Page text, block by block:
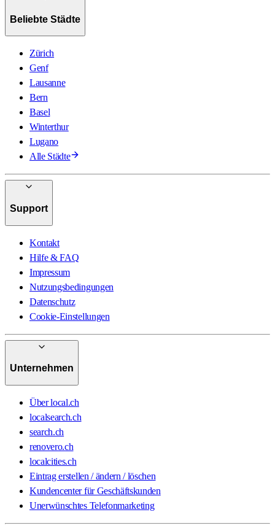
Beliebte Städte
Zürich
Genf
Lausanne
Bern
Basel
Winterthur
Lugano
Alle Städte
Support
Kontakt
Hilfe & FAQ
Impressum
Nutzungsbedingungen
Datenschutz
Cookie-Einstellungen
Unternehmen
Über local.ch
localsearch.ch
search.ch
renovero.ch
localcities.ch
Eintrag erstellen / ändern / löschen
Kundencenter für Geschäftskunden
Unerwünschtes Telefonmarketing